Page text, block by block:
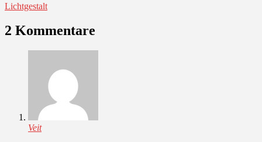
Lichtgestalt
2 Kommentare
Veit